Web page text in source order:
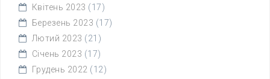
Квітень 2023 (17)
Березень 2023 (17)
Лютий 2023 (21)
Січень 2023 (17)
Грудень 2022 (12)